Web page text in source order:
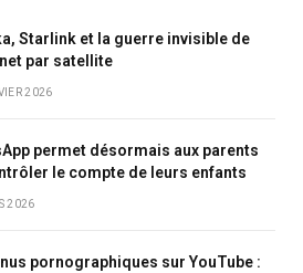
Starlink et la guerre invisible de
par satellite
2026
permet désormais aux parents
le compte de leurs enfants
2026
pornographiques sur YouTube :